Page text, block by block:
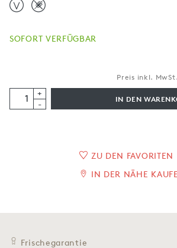
SOFORT VERFÜGBAR
Preis inkl.
+
-
IN DEN
ZU DEN FAVORITEN
IN DER NÄHE
Frischegarantie